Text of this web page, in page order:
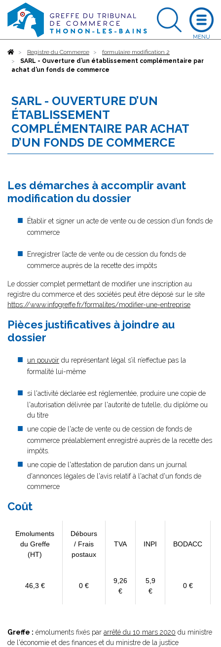
AccueilRegistre du Commerce
formulaire modification 2
SARL - Ouverture d’un établissement complémentaire par
achat d’un fonds de commerce
SARL - OUVERTURE D’UN
ÉTABLISSEMENT
COMPLÉMENTAIRE PAR ACHAT
D’UN FONDS DE COMMERCE
Les démarches à accomplir avant
modification du dossier
Établir et signer un acte de vente ou de cession d’un fonds de
commerce
Enregistrer l’acte de vente ou de cession du fonds de
commerce auprès de la recette des impôts
Le dossier complet permettant de modifier une inscription au
registre du commerce et des sociétés peut être déposé sur le site
https://www.infogreffe.fr/formalites/modifier-une-entreprise
Pièces justificatives à joindre au
dossier
un pouvoir du représentant légal s’il n’effectue pas la
formalité lui-même
si l'activité déclarée est réglementée, produire une copie de
l'autorisation délivrée par l'autorité de tutelle, du diplôme ou
du titre
une copie de l'acte de vente ou de cession de fonds de
commerce préalablement enregistré auprès de la recette des
impôts.
une copie de l'attestation de parution dans un journal
d'annonces légales de l'avis relatif à l'achat d'un fonds de
commerce
Coût
Emoluments
du Greffe
(HT)
Débours
/ Frais
postaux
TVA INPI BODACC
46,3 € 0 €
9,26
€
5,9
€
0 €
Greffe : émoluments fixés par arrêté du 10 mars 2020 du ministre
de l'économie et des finances et du ministre de la justice